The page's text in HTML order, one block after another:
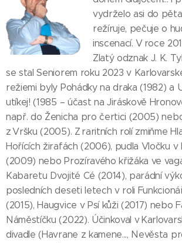
vydrželo asi do
režíruje, pečuje o
inscenací. V roce
Zlatý odznak J. K.
se stal Seniorem roku 2023 v
režiemi byly Pohádky na draka (1982) a
utíkej! (1985 – účast na Jiráskově
např. do Ženicha pro čertici (2005)
z Vršku (2005). Z raritních rolí zmiňme
Hořících žirafách (2006), pudla Vločku v
(2009) nebo Prozíravého křižáka ve
Kabaretu Dvojité Cé (2014), parádní
posledních deseti letech v roli
(2015), Haugvice v Psí kůži (2017) nebo
Náměstíčku (2022). Účinkoval v
divadle (Havrane z kamene..., Nevěsta